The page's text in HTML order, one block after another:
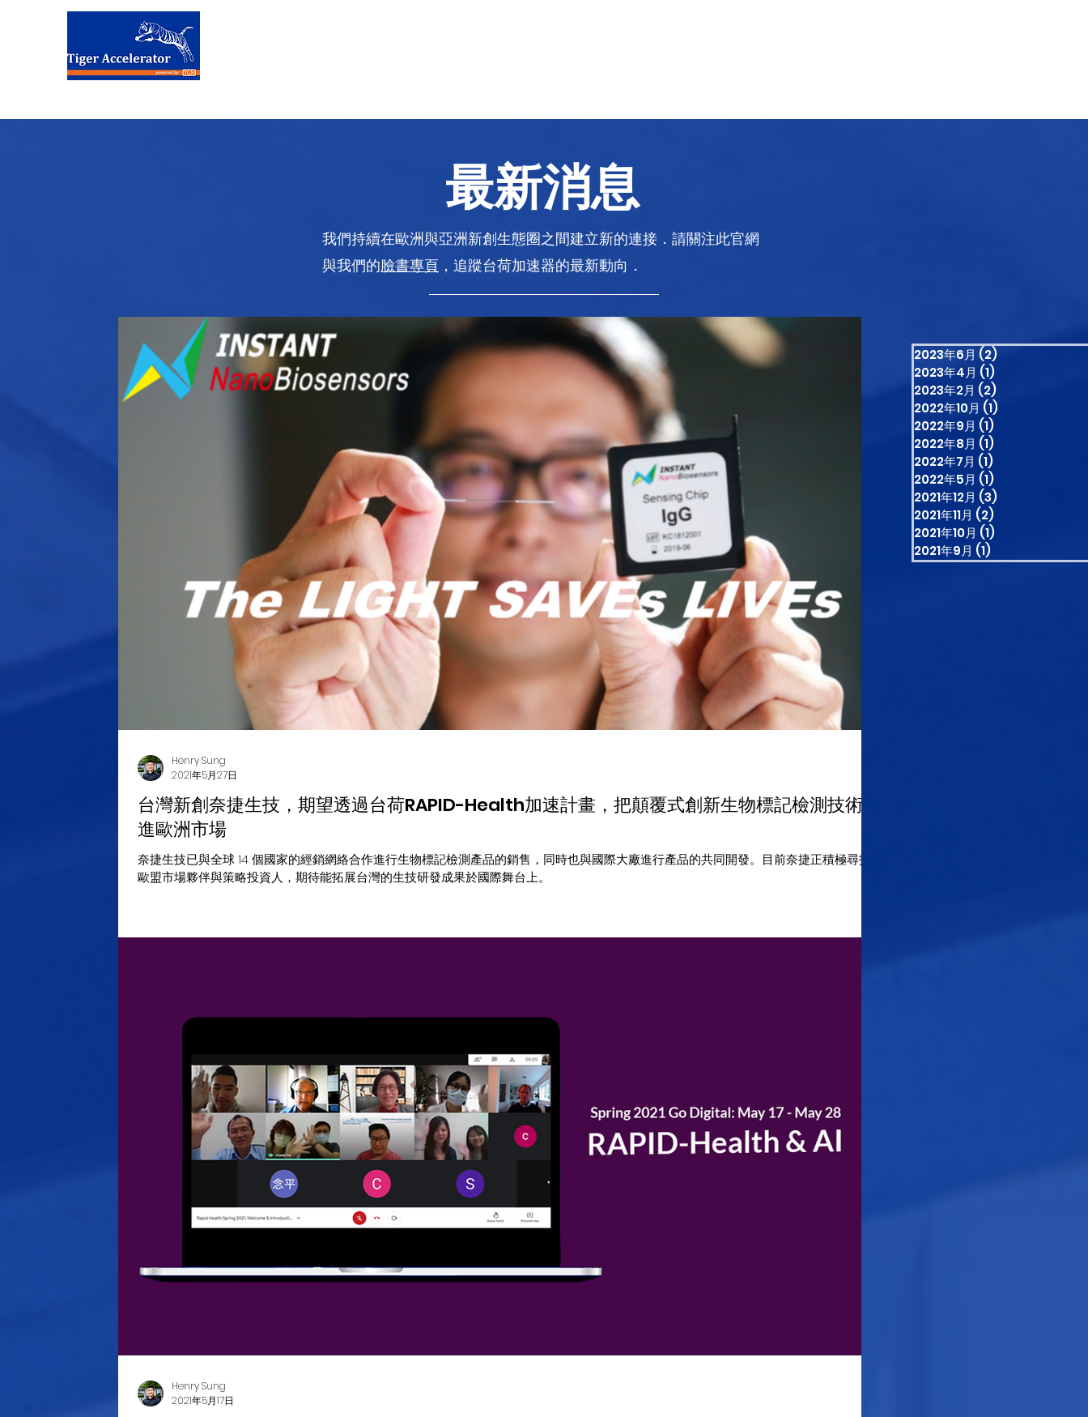
​最新消息
我們持續在歐洲與亞洲新創生態圈之間建立新的連接．請關注此官網
與我們的臉書專頁 ，追蹤台荷加速器的最新動向．
2023年6月 (2)
2023年4月 (1)
2023年2月 (2)
2022年10月 (1)
2022年9月 (1)
2022年8月 (1)
2022年7月 (1)
2022年5月 (1)
2021年12月 (3)
2021年11月 (2)
2021年10月 (1)
2021年9月 (1)
台灣新創奈捷生技，期望透過台荷RAPID-Health加速計畫，把顛覆式創新生物標記檢測技術帶
進歐洲市場
奈捷生技已與全球 14 個國家的經銷網絡合作進行生物標記檢測產品的銷售，同時也與國際大廠進行產品的共同開發。目前奈捷正積極尋找
歐盟市場夥伴與策略投資人，期待能拓展台灣的生技研發成果於國際舞台上。
Henry Sung
2021年5月27日
Henry Sung
2021年5月17日